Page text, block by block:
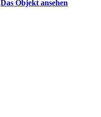
Das Objekt ansehen